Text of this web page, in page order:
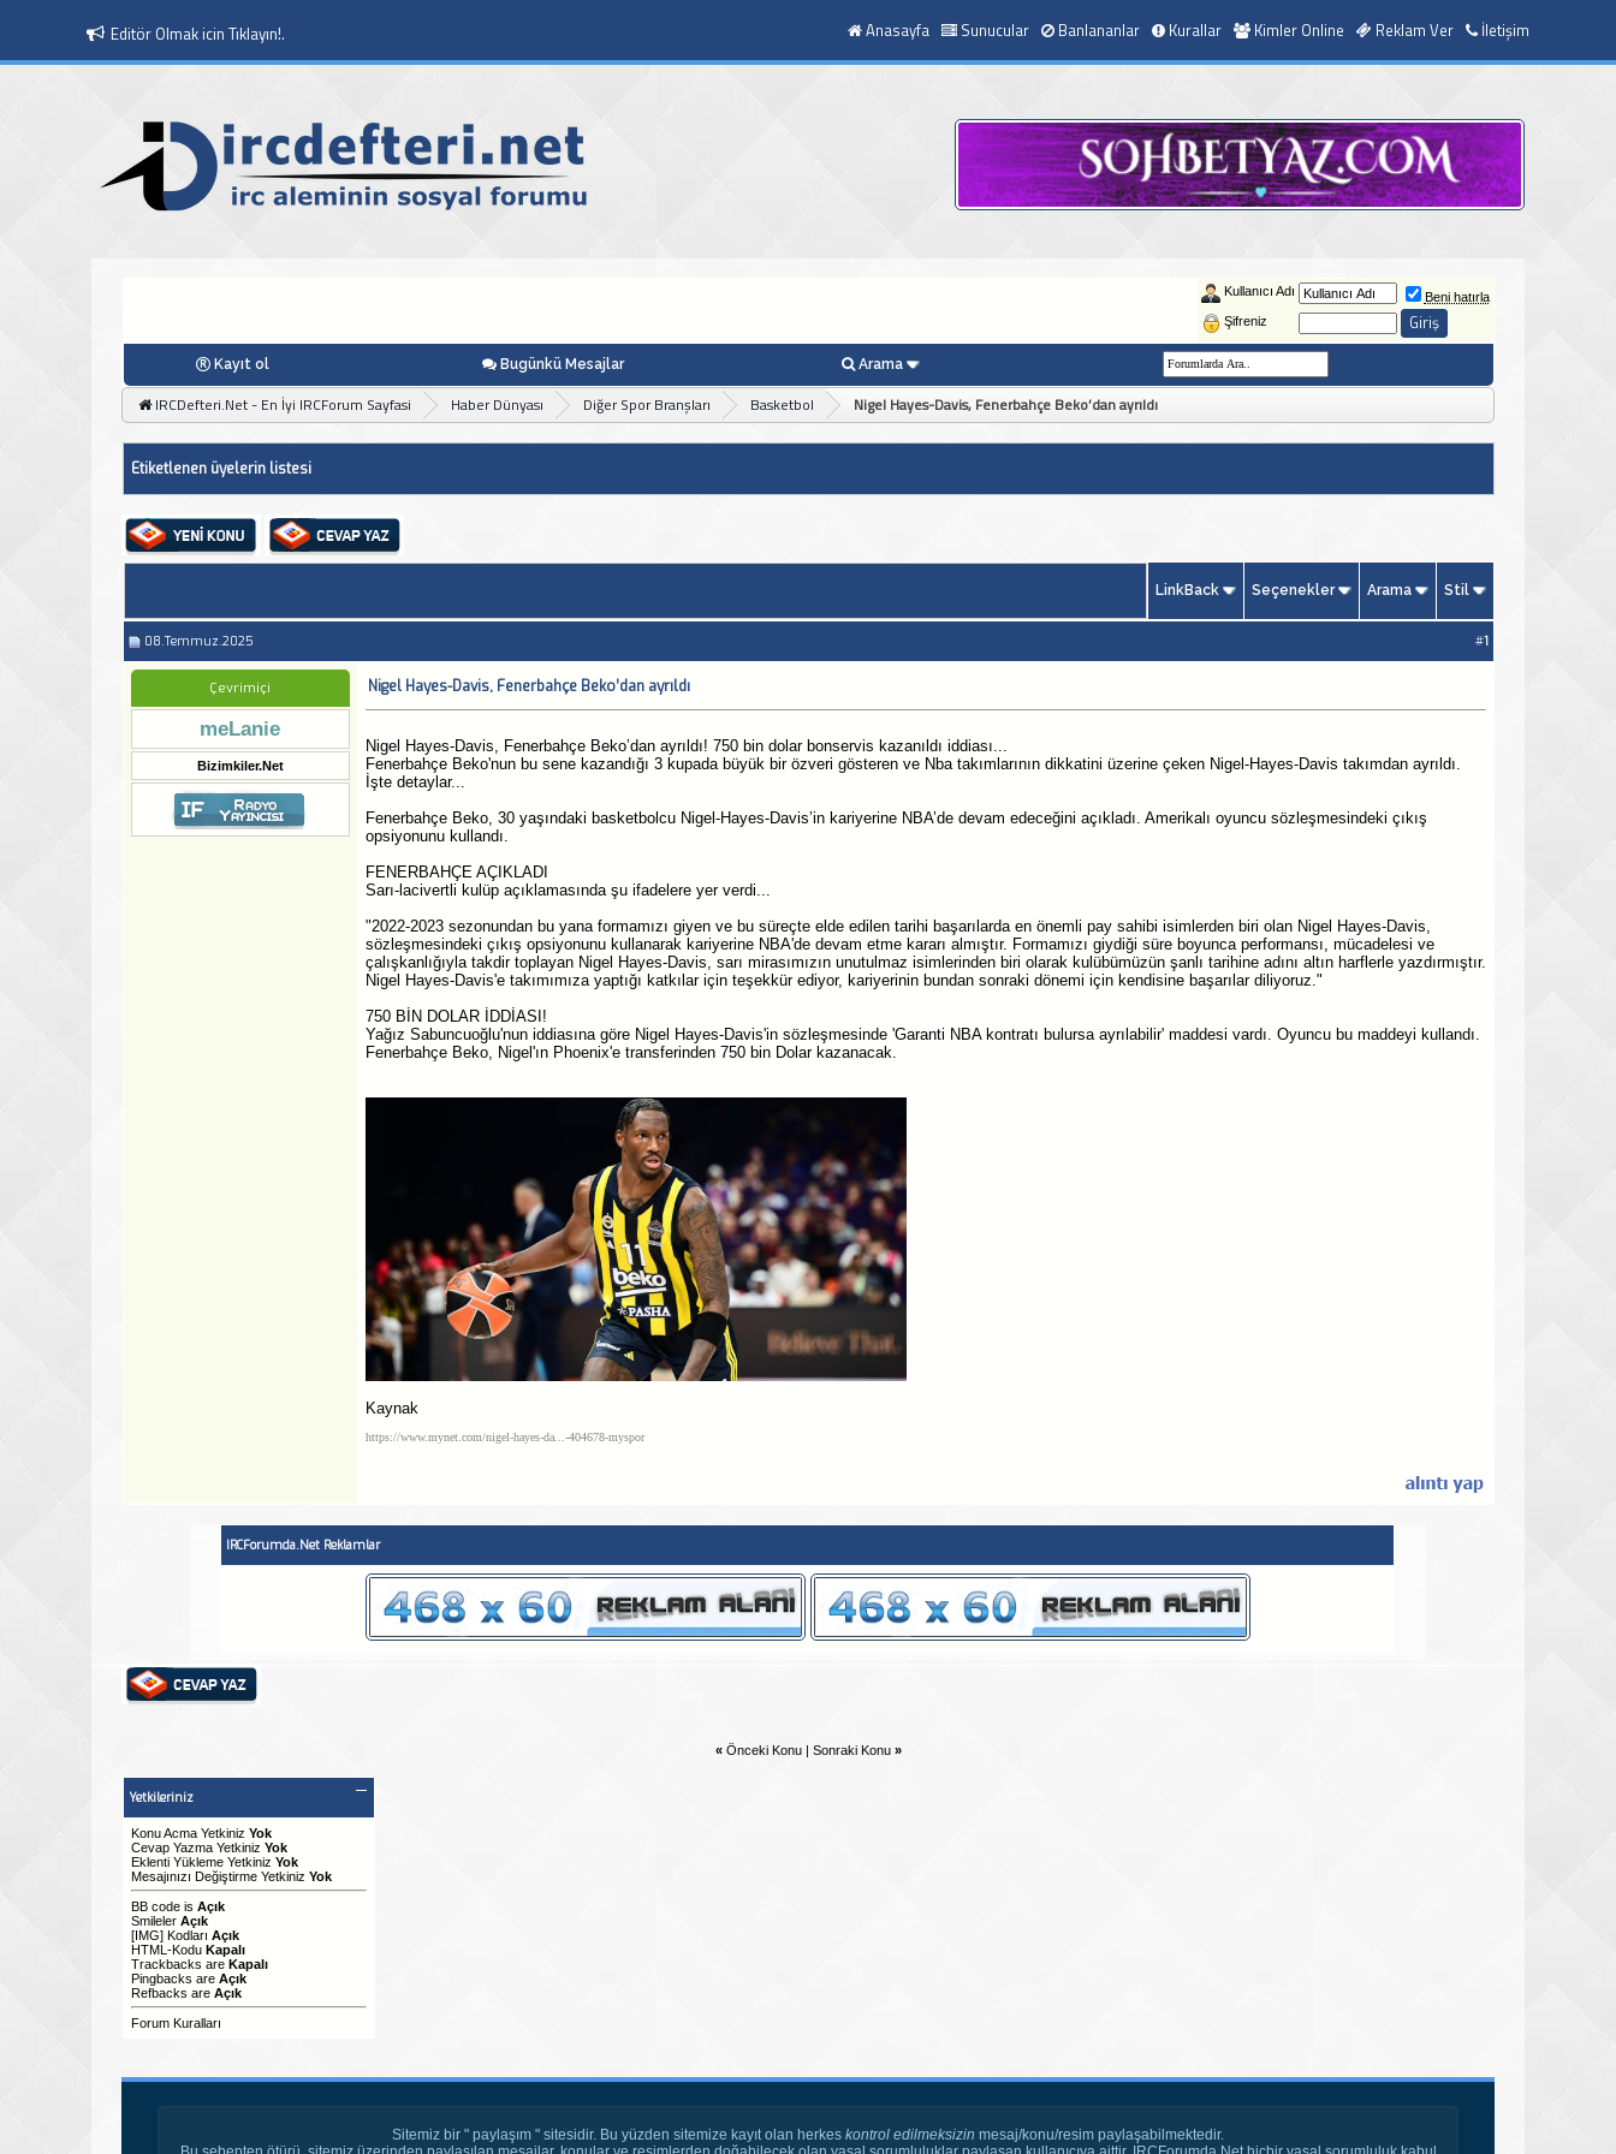
Editör Olmak icin Tıklayın!. Anasayfa Sunucular Banlananlar Kurallar Kimler Online Reklam Ver İletişim
Kullanıcı Adı
Beni hatırla
Şifreniz
Kayıt ol Bugünkü Mesajlar Arama
IRCDefteri.Net - En İyi IRCForum Sayfasi Haber Dünyası Diğer Spor Branşları Basketbol Nigel Hayes-Davis, Fenerbahçe Beko’dan ayrıldı
Etiketlenen üyelerin listesi
LinkBack Seçenekler Arama Stil
08.Temmuz.2025 #1
Çevrimiçi
meLanie
Bizimkiler.Net
Nigel Hayes-Davis, Fenerbahçe Beko’dan ayrıldı
Nigel Hayes-Davis, Fenerbahçe Beko’dan ayrıldı! 750 bin dolar bonservis kazanıldı iddiası...
Fenerbahçe Beko'nun bu sene kazandığı 3 kupada büyük bir özveri gösteren ve Nba takımlarının dikkatini üzerine çeken Nigel-Hayes-Davis takımdan ayrıldı.
İşte detaylar...
Fenerbahçe Beko, 30 yaşındaki basketbolcu Nigel-Hayes-Davis’in kariyerine NBA’de devam edeceğini açıkladı. Amerikalı oyuncu sözleşmesindeki çıkış
opsiyonunu kullandı.
FENERBAHÇE AÇIKLADI
Sarı-lacivertli kulüp açıklamasında şu ifadelere yer verdi...
"2022-2023 sezonundan bu yana formamızı giyen ve bu süreçte elde edilen tarihi başarılarda en önemli pay sahibi isimlerden biri olan Nigel Hayes-Davis,
sözleşmesindeki çıkış opsiyonunu kullanarak kariyerine NBA'de devam etme kararı almıştır. Formamızı giydiği süre boyunca performansı, mücadelesi ve
çalışkanlığıyla takdir toplayan Nigel Hayes-Davis, sarı mirasımızın unutulmaz isimlerinden biri olarak kulübümüzün şanlı tarihine adını altın harflerle yazdırmıştır.
Nigel Hayes-Davis'e takımımıza yaptığı katkılar için teşekkür ediyor, kariyerinin bundan sonraki dönemi için kendisine başarılar diliyoruz."
750 BİN DOLAR İDDİASI!
Yağız Sabuncuoğlu'nun iddiasına göre Nigel Hayes-Davis'in sözleşmesinde 'Garanti NBA kontratı bulursa ayrılabilir' maddesi vardı. Oyuncu bu maddeyi kullandı.
Fenerbahçe Beko, Nigel'ın Phoenix'e transferinden 750 bin Dolar kazanacak.
Kaynak
https://www.mynet.com/nigel-hayes-da...-404678-myspor
IRCForumda.Net Reklamlar
« Önceki Konu| Sonraki Konu »
Yetkileriniz
Konu Acma Yetkiniz Yok
Cevap Yazma Yetkiniz Yok
Eklenti Yükleme Yetkiniz Yok
Mesajınızı Değiştirme Yetkiniz Yok
BB codeis Açık
Smileler Açık
[IMG]Kodları Açık
HTML-Kodu Kapalı
Trackbacks are Kapalı
Pingbacks are Açık
Refbacks are Açık
Forum Kuralları
Sitemiz bir " paylaşım " sitesidir. Bu yüzden sitemize kayıt olan herkes kontrol edilmeksizin mesaj/konu/resim paylaşabilmektedir.